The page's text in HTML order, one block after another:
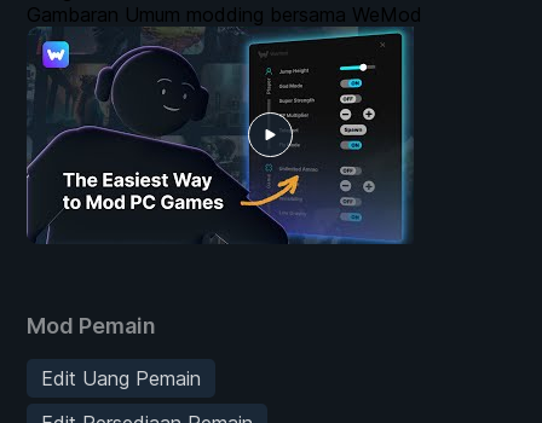
Mod Pemain
Edit Uang Pemain
Gambaran Umum modding bersama WeMod